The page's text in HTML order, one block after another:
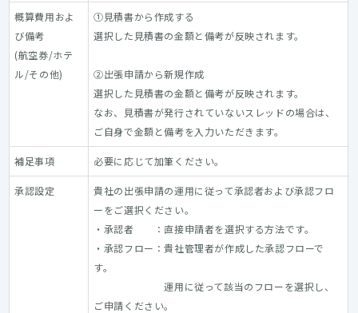
概算費用およ
び備考
(航空券/ホテ
ル/その他)
①見積書から作成する
選択した見積書の金額と備考が反映されます。
②出張申請から新規作成
選択した見積書の金額と備考が反映されます。
なお、見積書が発行されていないスレッドの場合は、
ご自身で金額と備考を入力いただきます。
補足事項 必要に応じて加筆ください。
承認設定
貴社の出張申請の運用に従って承認者および承認フロ
ーをご選択ください。
・承認者 ：直接申請者を選択する方法です。
・承認フロー：貴社管理者が作成した承認フローで
す。
運用に従って該当のフローを選択し、
ご申請ください。